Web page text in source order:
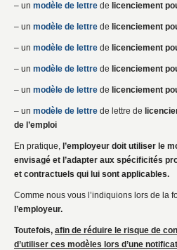
– un modèle de lettre de licenciement
– un modèle de lettre de licenciement
– un modèle de lettre de licenciement
– un modèle de lettre de licenciement
– un modèle de lettre de licenciement
– un modèle de lettre de lettre de
de l’emploi
En pratique, l’employeur doit utiliser le
envisagé et l’adapter aux spécificités
et contractuels qui lui sont applicables.
Comme nous vous l’indiquions lors de la
l’employeur.
Toutefois, afin de réduire le risque de
d’utiliser ces modèles lors d’une